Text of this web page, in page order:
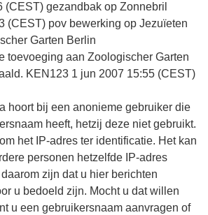
(CEST) gezandbak op Zonnebril
(CEST) pov bewerking op Jezuïeten
Garten Berlin
toevoeging aan Zoologischer Garten
KEN123 1 jun 2007 15:55 (CEST)
hoort bij een anonieme gebruiker die
heeft, hetzij deze niet gebruikt.
het IP-adres ter identificatie. Het kan
personen hetzelfde IP-adres
zijn dat u hier berichten
u bedoeld zijn. Mocht u dat willen
u een gebruikersnaam aanvragen of